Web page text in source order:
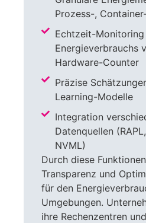
Prozess-,
Echtzeit-Monitoring
Energieverbrauchs
Hardware-Counter
Präzise
Learning-Modelle
Integration
Datenquellen
NVML)
Durch diese
Transparenz und
für den
Umgebungen.
ihre Rechenzentren